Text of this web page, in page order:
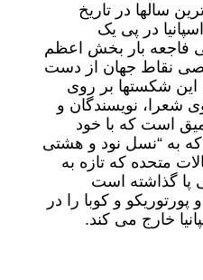
ترین سالها در تاریخ
در پی یک
بار بخش اعظم
نقاط جهان از دست
این شکستها بر روی
شعرا، نویسندگان و
است که با خود
به “نسل نود و هشتی
متحده که تازه به
پا گذاشته است
و کوبا را در
خارج می کند.